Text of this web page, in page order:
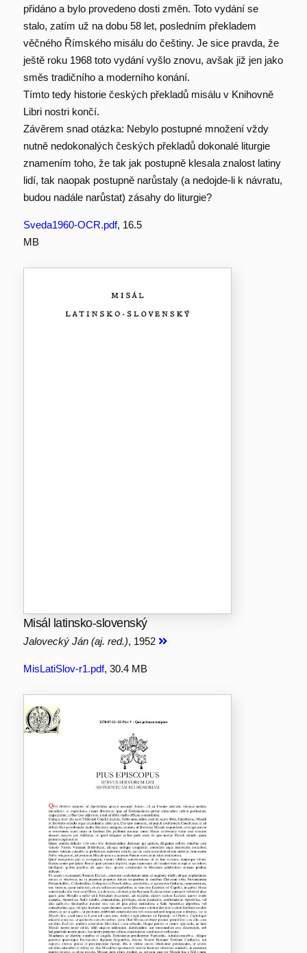
přidáno a bylo provedeno dosti změn. Toto vydání se
stalo, zatím už na dobu 58 let, posledním překladem
věčného Římského misálu do češtiny. Je sice pravda, že
ještě roku 1968 toto vydání vyšlo znovu, avšak již jen jako
směs tradičního a moderního konání.
Tímto tedy historie českých překladů misálu v Knihovně
Libri nostri končí.
Závěrem snad otázka: Nebylo postupné množení vždy
nutně nedokonalých českých překladů dokonalé liturgie
znamením toho, že tak jak postupně klesala znalost latiny
lidí, tak naopak postupně narůstaly (a nedojde-li k návratu,
budou nadále narůstat) zásahy do liturgie?
Sveda1960-OCR.pdf, 16.5
MB
Misál latinsko-slovenský
Jalovecký Ján (aj. red.), 1952
MisLatiSlov-r1.pdf, 30.4 MB